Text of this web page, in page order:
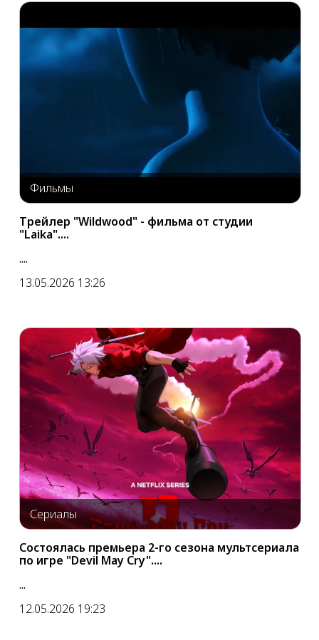
Фильмы
Трейлер "Wildwood" - фильма от студии
"Laika"....
....
13.05.2026 13:26
Сериалы
Состоялась премьера 2-го сезона мультсериала
по игре "Devil May Cry"....
...
12.05.2026 19:23